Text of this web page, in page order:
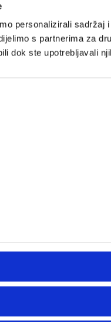
personalizirali
s partnerima za
dok ste upotrebljavali